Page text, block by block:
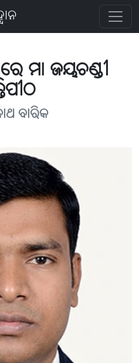
ମା ଜୟଚଣ୍ଡୀ
ବାରିକ